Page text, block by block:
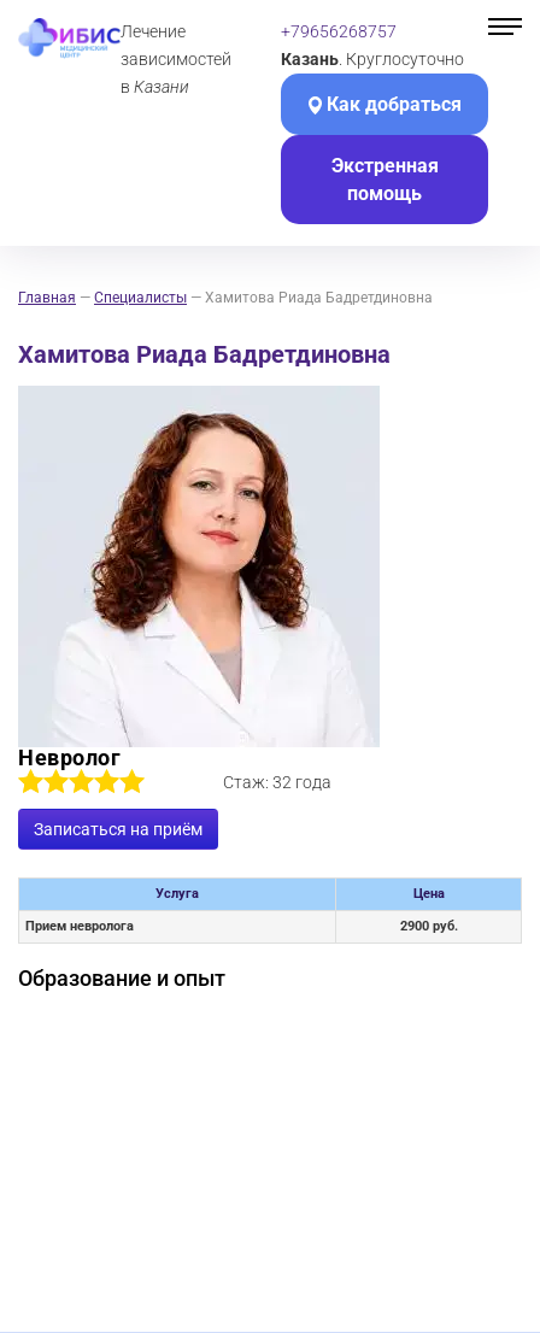
Лечение
зависимостей
в Казани
+79656268757
Казань . Круглосуточно
Как добраться
Экстренная
помощь
Главная — Специалисты — Хамитова Риада Бадретдиновна
Хамитова Риада Бадретдиновна
Невролог
Стаж: 32 года
Записаться на приём
Услуга Цена
Прием невролога 2900 руб.
Образование и опыт